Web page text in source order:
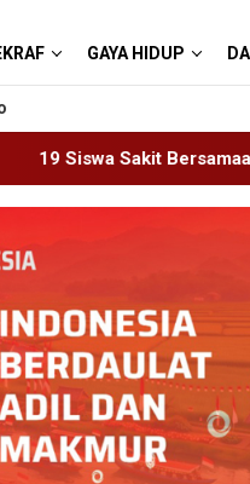
GAYA HIDUP
Wartawan Sempat